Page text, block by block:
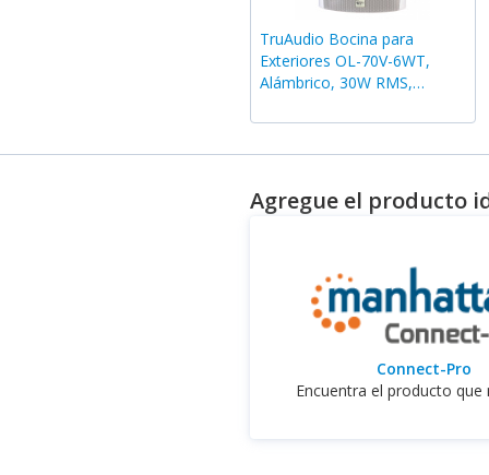
TruAudio Bocina para
Exteriores OL-70V-6WT,
Alámbrico, 30W RMS,
Agregue el producto
Connect-Pro
Encuentra el producto que